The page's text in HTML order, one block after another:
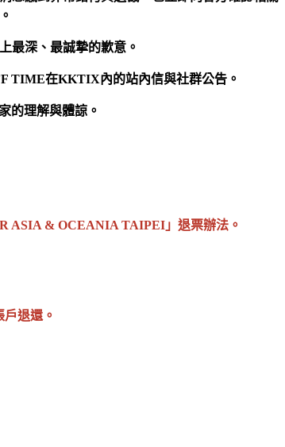
最深、最誠摯的歉意。
TIME在KKTIX內的站內信與社群公告。
的理解與體諒。
ASIA & OCEANIA TAIPEI」退票辦法。
退還。